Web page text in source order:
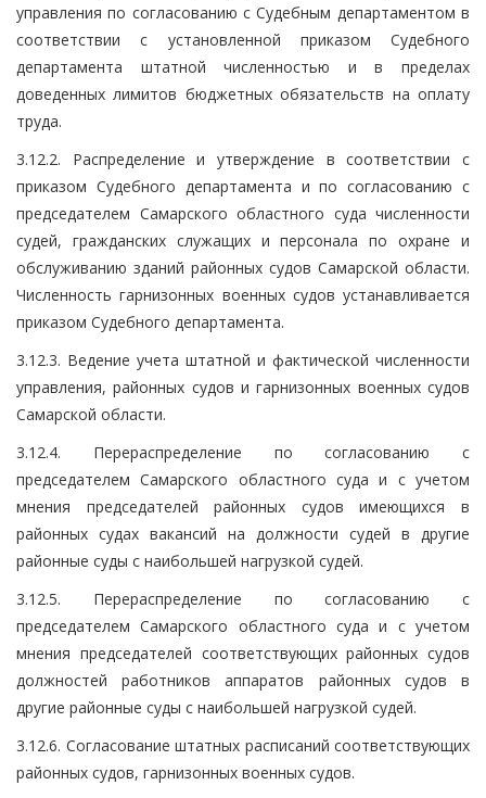
управления по согласованию с Судебным департаментом в
соответствии с установленной приказом Судебного
департамента штатной численностью и в пределах
доведенных лимитов бюджетных обязательств на оплату
труда.
3.12.2. Распределение и утверждение в соответствии с
приказом Судебного департамента и по согласованию с
председателем Самарского областного суда численности
судей, гражданских служащих и персонала по охране и
обслуживанию зданий районных судов Самарской области.
Численность гарнизонных военных судов устанавливается
приказом Судебного департамента.
3.12.3. Ведение учета штатной и фактической численности
управления, районных судов и гарнизонных военных судов
Самарской области.
3.12.4. Перераспределение по согласованию с
председателем Самарского областного суда и с учетом
мнения председателей районных судов имеющихся в
районных судах вакансий на должности судей в другие
районные суды с наибольшей нагрузкой судей.
3.12.5. Перераспределение по согласованию с
председателем Самарского областного суда и с учетом
мнения председателей соответствующих районных судов
должностей работников аппаратов районных судов в
другие районные суды с наибольшей нагрузкой судей.
3.12.6. Согласование штатных расписаний соответствующих
районных судов, гарнизонных военных судов.